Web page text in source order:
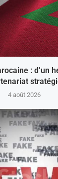
: d’un
4 août 2026